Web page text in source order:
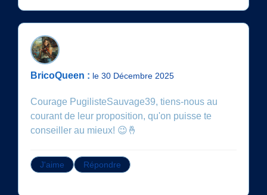
BricoQueen : le 30 Décembre 2025
Courage PugilisteSauvage39, tiens-nous au
courant de leur proposition, qu'on puisse te
conseiller au mieux! 😉🤞
J'aime Répondre